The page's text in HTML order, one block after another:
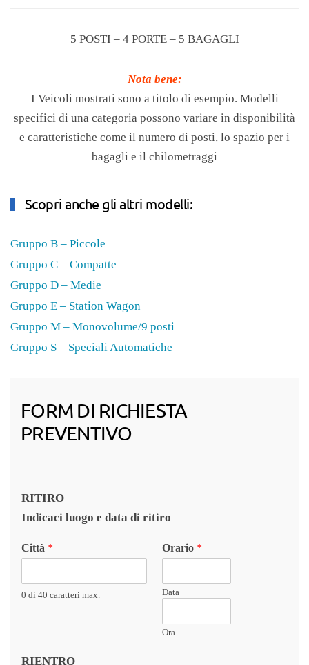
5 POSTI – 4 PORTE – 5 BAGAGLI
Nota bene:
I Veicoli mostrati sono a titolo di esempio. Modelli
specifici di una categoria possono variare in disponibilità
e caratteristiche come il numero di posti, lo spazio per i
bagagli e il chilometraggi
Scopri anche gli altri modelli:
Gruppo B – Piccole
Gruppo C – Compatte
Gruppo D – Medie
Gruppo E – Station Wagon
Gruppo M – Monovolume/9 posti
Gruppo S – Speciali Automatiche
FORM DI RICHIESTA
PREVENTIVO
RITIRO
Indicaci luogo e data di ritiro
Città *
0 di 40 caratteri max.
Orario *
Data
Ora
RIENTRO